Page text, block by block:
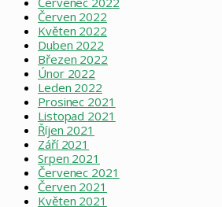
Červen 2022
Květen 2022
Duben 2022
Březen 2022
Únor 2022
Leden 2022
Prosinec 2021
Listopad 2021
Říjen 2021
Září 2021
Srpen 2021
Červenec 2021
Červen 2021
Květen 2021